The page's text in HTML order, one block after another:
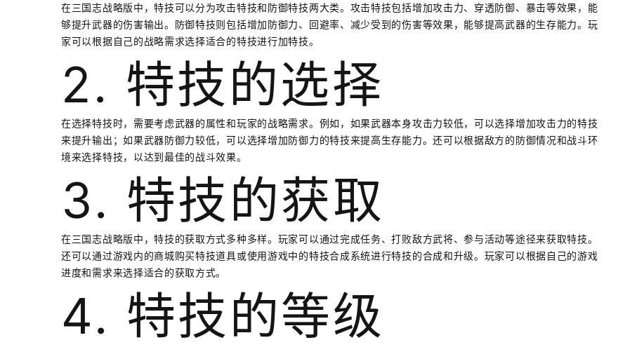
在三国志战略版中，特技可以分为攻击特技和防御特技两大类。攻击特技包括增加攻击力、穿透防御、暴击等效果，能
够提升武器的伤害输出。防御特技则包括增加防御力、回避率、减少受到的伤害等效果，能够提高武器的生存能力。玩
家可以根据自己的战略需求选择适合的特技进行加特技。
2. 特技的选择
在选择特技时，需要考虑武器的属性和玩家的战略需求。例如，如果武器本身攻击力较低，可以选择增加攻击力的特技
来提升输出；如果武器防御力较低，可以选择增加防御力的特技来提高生存能力。还可以根据敌方的防御情况和战斗环
境来选择特技，以达到最佳的战斗效果。
3. 特技的获取
在三国志战略版中，特技的获取方式多种多样。玩家可以通过完成任务、打败敌方武将、参与活动等途径来获取特技。
还可以通过游戏内的商城购买特技道具或使用游戏中的特技合成系统进行特技的合成和升级。玩家可以根据自己的游戏
进度和需求来选择适合的获取方式。
4. 特技的等级